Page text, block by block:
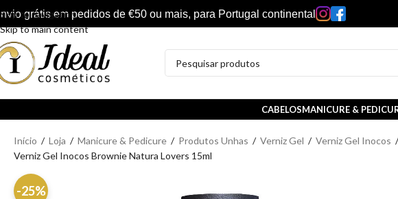
Skip to navigation
Skip to main content
grátis em pedidos de €50 ou mais, para Portugal continental
CABELOSMANICURE &
Início / Loja / Manicure & Pedicure / Produtos Unhas / Verniz Gel / Verniz Gel Inocos
Verniz Gel Inocos Brownie Natura Lovers 15ml
-25%